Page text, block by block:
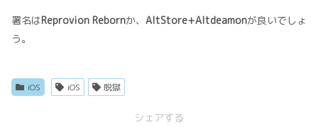
署名はReprovion Rebornか、 AltStore+Altdeamonが良いでしょ
う。
iOS iOS 脱獄
シェアする